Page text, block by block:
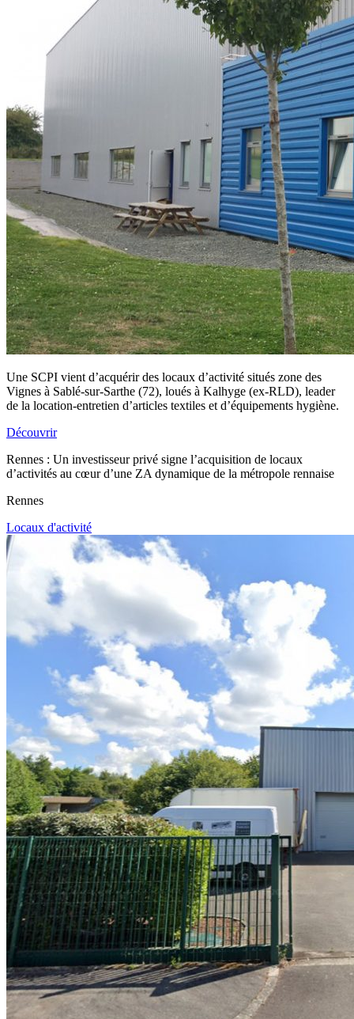
Une SCPI vient d’acquérir des locaux d’activité situés zone des
Vignes à Sablé-sur-Sarthe (72), loués à Kalhyge (ex-RLD), leader
de la location-entretien d’articles textiles et d’équipements hygiène.
Découvrir
Rennes : Un investisseur privé signe l’acquisition de locaux
d’activités au cœur d’une ZA dynamique de la métropole rennaise
Rennes
Locaux d'activité